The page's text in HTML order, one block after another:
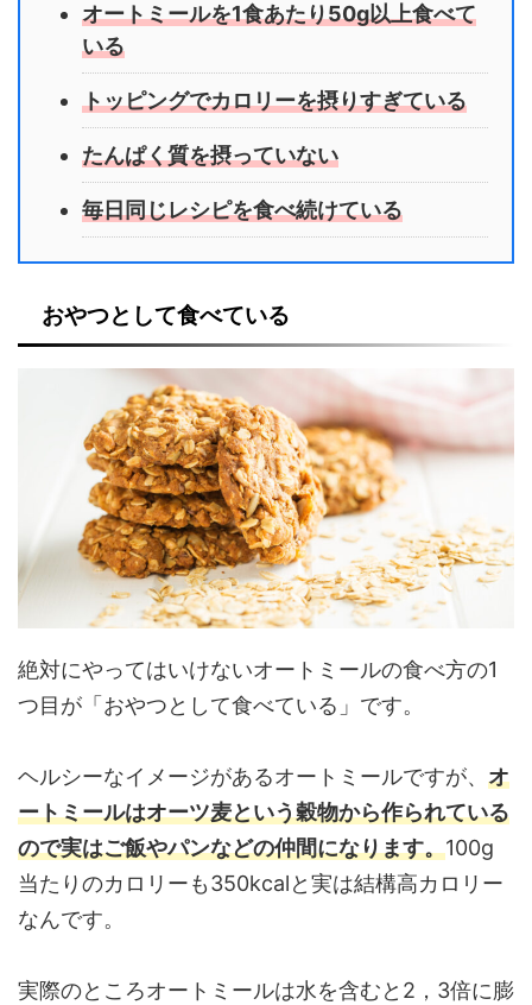
オートミールを1食あたり50g以上食べて
いる
トッピングでカロリーを摂りすぎている
たんぱく質を摂っていない
毎日同じレシピを食べ続けている
おやつとして食べている
絶対にやってはいけないオートミールの食べ方の1
つ目が「おやつとして食べている」です。
ヘルシーなイメージがあるオートミールですが、 オ
ートミールはオーツ麦という穀物から作られている
ので実はご飯やパンなどの仲間になります。100g
当たりのカロリーも350kcalと実は結構高カロリー
なんです。
実際のところオートミールは水を含むと2，3倍に膨